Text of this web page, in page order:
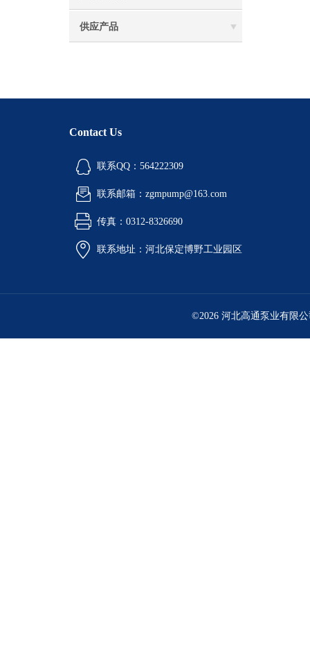
供应产品
Contact Us
联系QQ：564222309
联系邮箱：zgmpump@163.com
传真：0312-8326690
联系地址：河北保定博野工业园区
©2026 河北高通泵业有限